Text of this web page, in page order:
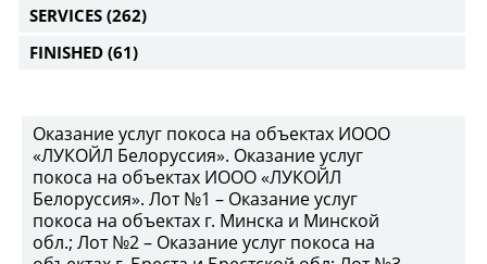
SERVICES (262)
FINISHED (61)
Оказание услуг покоса на объектах ИООО
«ЛУКОЙЛ Белоруссия». Оказание услуг
покоса на объектах ИООО «ЛУКОЙЛ
Белоруссия». Лот №1 – Оказание услуг
покоса на объектах г. Минска и Минской
обл.; Лот №2 – Оказание услуг покоса на